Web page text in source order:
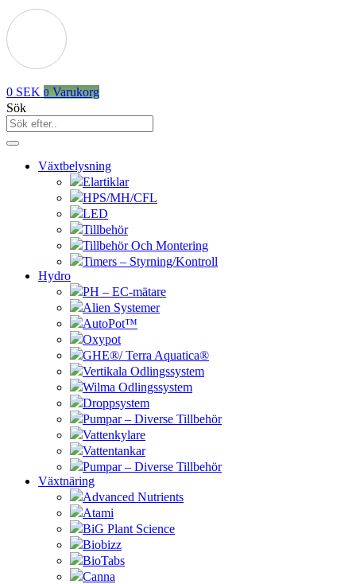
0 SEK 0 Varukorg
Sök
Växtbelysning
Elartiklar
HPS/MH/CFL
LED
Tillbehör
Tillbehör Och Montering
Timers – Styrning/Kontroll
Hydro
PH – EC-mätare
Alien Systemer
AutoPot™
Oxypot
GHE®/ Terra Aquatica®
Vertikala Odlingssystem
Wilma Odlingssystem
Droppsystem
Pumpar – Diverse Tillbehör
Vattenkylare
Vattentankar
Pumpar – Diverse Tillbehör
Växtnäring
Advanced Nutrients
Atami
BiG Plant Science
Biobizz
BioTabs
Canna